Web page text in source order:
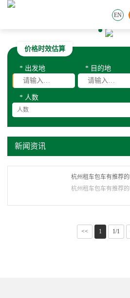
EN
价格时效估算
* 出发地 * 目的地
* 人数
新闻资讯
杭州租车包车有推荐的
<< 1 1/1